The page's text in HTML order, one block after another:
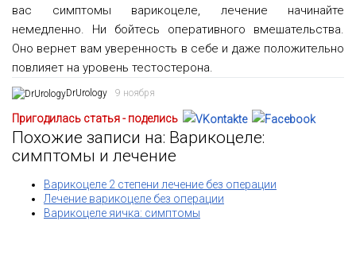
вас симптомы варикоцеле, лечение начинайте
немедленно. Ни бойтесь оперативного вмешательства.
Оно вернет вам уверенность в себе и даже положительно
повлияет на уровень тестостерона.
DrUrology 9 ноября
Пригодилась статья - поделись
Похожие записи на: Варикоцеле:
симптомы и лечение
Варикоцеле 2 степени лечение без операции
Лечение варикоцеле без операции
Варикоцеле яичка: симптомы